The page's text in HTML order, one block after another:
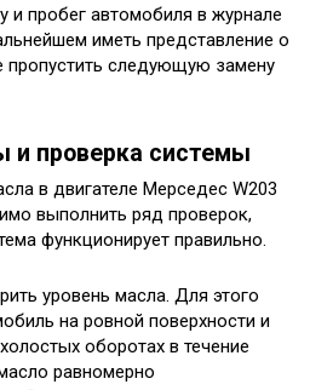
и пробег автомобиля в журнале
иметь представление о
пропустить следующую замену
и проверка системы
в двигателе Мерседес W203
выполнить ряд проверок,
функционирует правильно.
уровень масла. Для этого
на ровной поверхности и
оборотах в течение
равномерно